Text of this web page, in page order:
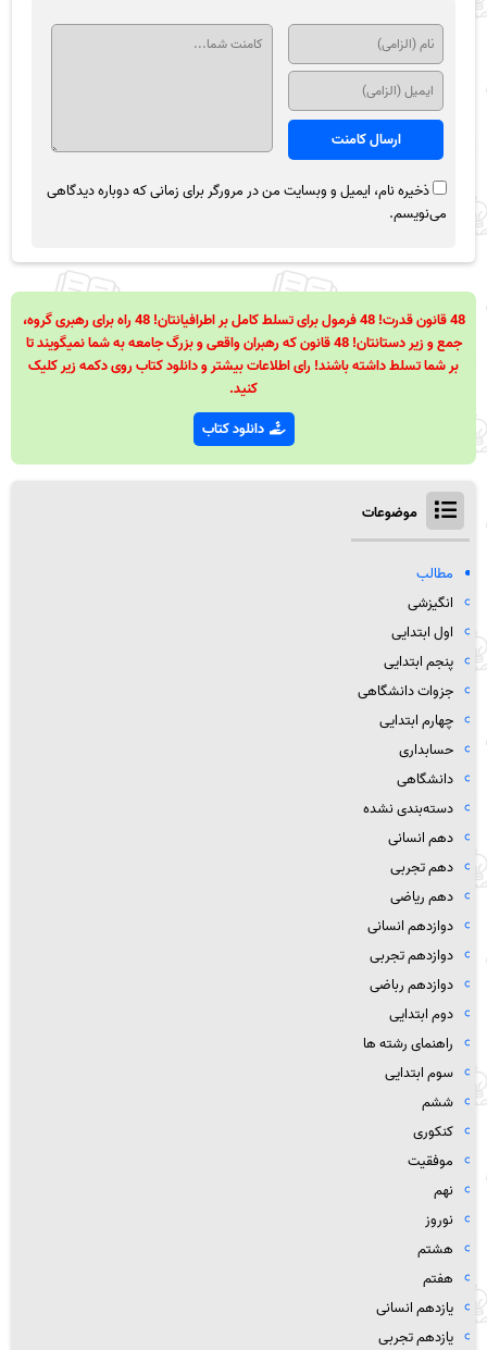
ذخیره نام، ایمیل و وبسایت من در مرورگر برای زمانی که دوباره دیدگاهی
می‌نویسم.
48 قانون قدرت! 48 فرمول برای تسلط کامل بر اطرافیانتان! 48 راه برای رهبری گروه،
جمع و زیر دستانتان! 48 قانون که رهبران واقعی و بزرگ جامعه به شما نمیگویند تا
بر شما تسلط داشته باشند! رای اطلاعات بیشتر و دانلود کتاب روی دکمه زیر کلیک
کنید.
دانلود کتاب
موضوعات
مطالب
انگیزشی
اول ابتدایی
پنجم ابتدایی
جزوات دانشگاهی
چهارم ابتدایی
حسابداری
دانشگاهی
دسته‌بندی نشده
دهم انسانی
دهم تجربی
دهم ریاضی
دوازدهم انسانی
دوازدهم تجربی
دوازدهم رباضی
دوم ابتدایی
راهنمای رشته ها
سوم ابتدایی
ششم
کنکوری
موفقیت
نهم
نوروز
هشتم
هفتم
یازدهم انسانی
یازدهم تجربی